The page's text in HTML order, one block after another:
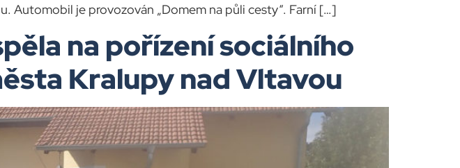
Automobil je provozován „Domem na půli cesty“. Farní […]
na pořízení sociálního
Kralupy nad Vltavou